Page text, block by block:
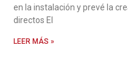
en la instalación y prevé la
directos El
LEER MÁS »